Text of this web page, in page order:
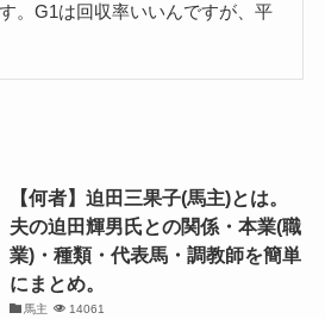
。G1は回収率いいんですが、平
【何者】迫田三果子(馬主)とは。
夫の迫田輝男氏との関係・本業(職
業)・種類・代表馬・調教師を簡単
にまとめ。
馬主 14061